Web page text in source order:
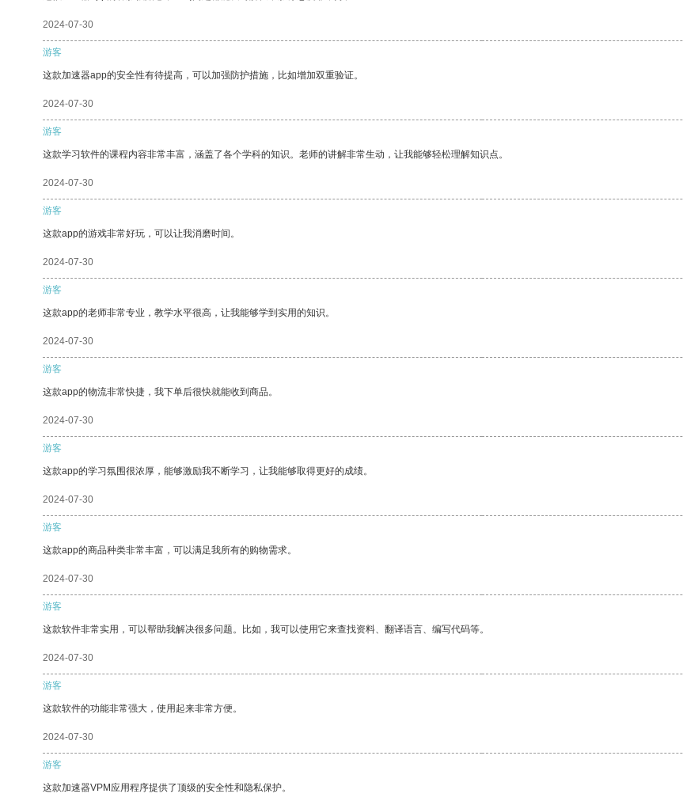
2024-07-30
游客
这款加速器app的安全性有待提高，可以加强防护措施，比如增加双重验证。
2024-07-30
游客
这款学习软件的课程内容非常丰富，涵盖了各个学科的知识。老师的讲解非常生动，让我能够轻松理解知识点。
2024-07-30
游客
这款app的游戏非常好玩，可以让我消磨时间。
2024-07-30
游客
这款app的老师非常专业，教学水平很高，让我能够学到实用的知识。
2024-07-30
游客
这款app的物流非常快捷，我下单后很快就能收到商品。
2024-07-30
游客
这款app的学习氛围很浓厚，能够激励我不断学习，让我能够取得更好的成绩。
2024-07-30
游客
这款app的商品种类非常丰富，可以满足我所有的购物需求。
2024-07-30
游客
这款软件非常实用，可以帮助我解决很多问题。比如，我可以使用它来查找资料、翻译语言、编写代码等。
2024-07-30
游客
这款软件的功能非常强大，使用起来非常方便。
2024-07-30
游客
这款加速器VPM应用程序提供了顶级的安全性和隐私保护。